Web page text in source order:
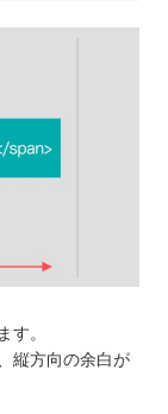
す。
縦方向の余白が